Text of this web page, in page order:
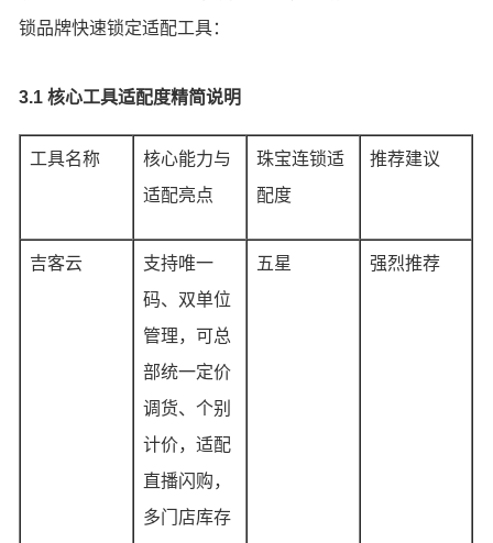
锁品牌快速锁定适配工具：
3.1 核心工具适配度精简说明
工具名称
核心能力与
适配亮点
珠宝连锁适
配度
推荐建议
吉客云
支持唯一
码、双单位
管理，可总
部统一定价
调货、个别
计价，适配
直播闪购，
多门店库存
五星 强烈推荐